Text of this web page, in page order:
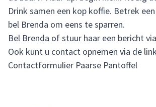
Drink samen een kop koffie. Betrek
bel Brenda om eens te sparren.
Bel Brenda of stuur haar een bericht
Ook kunt u contact opnemen via de
Contactformulier Paarse Pantoffel